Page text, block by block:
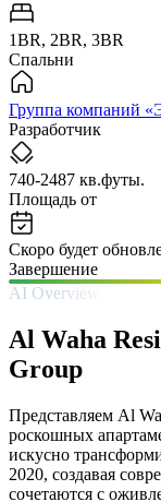
1BR, 2BR, 3BR
Спальни
Группа компаний
Разработчик
740-2487 кв.футы.
Площадь от
Скоро будет
Завершение
AI Overview
Al Waha
Group
Представляем Al
роскошных
искусно
2020, создавая
сочетаются с